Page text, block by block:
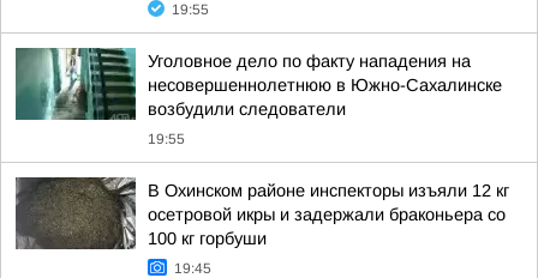
19:55
Уголовное дело по факту нападения на
несовершеннолетнюю в Южно-Сахалинске
возбудили следователи
19:55
В Охинском районе инспекторы изъяли 12 кг
осетровой икры и задержали браконьера со
100 кг горбуши
19:45